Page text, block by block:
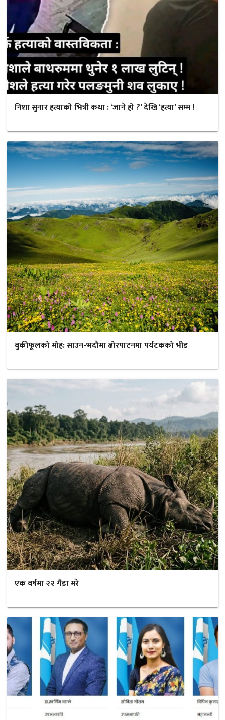
निशा सुनार हत्याको भित्री कथा : ‘जाने हो ?’ देखि ‘हत्या’ सम्म !
बुकीफूलको मोह: साउन-भदौमा ढोरपाटनमा पर्यटकको भीड
एक वर्षमा २२ गैंडा मरे